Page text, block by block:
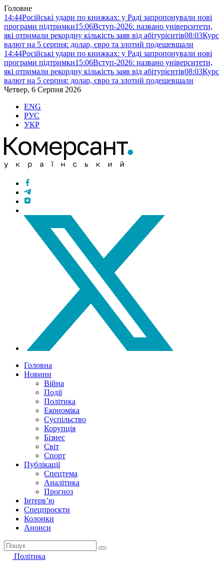
Головне
14:44Російські удари по книжках: у Раді запропонували нові
програми підтримки15:06Вступ-2026: названо університети,
які отримали рекордну кількість заяв від абітурієнтів08:03Курс
валют на 5 серпня: долар, євро та злотий подешевшали
14:44Російські удари по книжках: у Раді запропонували нові
програми підтримки15:06Вступ-2026: названо університети,
які отримали рекордну кількість заяв від абітурієнтів08:03Курс
валют на 5 серпня: долар, євро та злотий подешевшали
Четвер, 6 Серпня 2026
ENG
РУС
УКР
Головна
Новини
Війна
Події
Політика
Економіка
Суспільство
Корупція
Бізнес
Світ
Спорт
Публікації
Спецтема
Аналітика
Прогноз
Інтерв’ю
Спецпроєкти
Колонки
Анонси
Політика